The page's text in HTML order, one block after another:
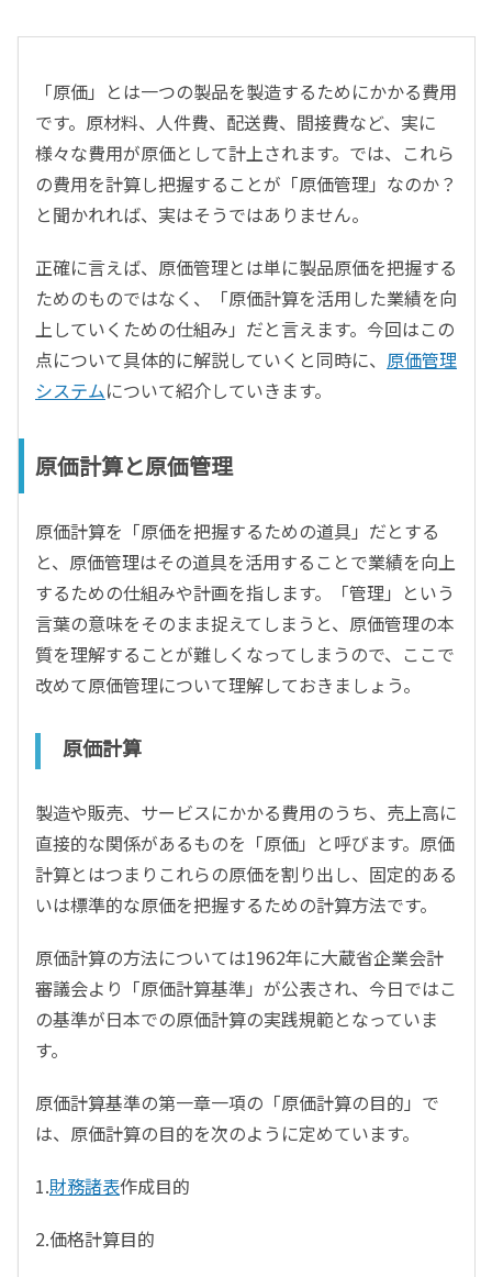
CRM／営業支援／Eコマース
DX（2025年の崖）／クラウドコンピューティング
データ分析／BI
ガバナンス／リスク管理
BPR／業務改善
「原価」とは一つの製品を製造するためにかかる費用
です。原材料、人件費、配送費、間接費など、実に
様々な費用が原価として計上されます。では、これら
の費用を計算し把握することが「原価管理」なのか？
と聞かれれば、実はそうではありません。
正確に言えば、原価管理とは単に製品原価を把握する
ためのものではなく、「原価計算を活用した業績を向
上していくための仕組み」だと言えます。今回はこの
点について具体的に解説していくと同時に、 原価管理
システムについて紹介していきます。
原価計算と原価管理
原価計算を「原価を把握するための道具」だとする
と、原価管理はその道具を活用することで業績を向上
するための仕組みや計画を指します。「管理」という
言葉の意味をそのまま捉えてしまうと、原価管理の本
質を理解することが難しくなってしまうので、ここで
改めて原価管理について理解しておきましょう。
原価計算
製造や販売、サービスにかかる費用のうち、売上高に
直接的な関係があるものを「原価」と呼びます。原価
計算とはつまりこれらの原価を割り出し、固定的ある
いは標準的な原価を把握するための計算方法です。
原価計算の方法については1962年に大蔵省企業会計
審議会より「原価計算基準」が公表され、今日ではこ
の基準が日本での原価計算の実践規範となっていま
す。
原価計算基準の第一章一項の「原価計算の目的」で
は、原価計算の目的を次のように定めています。
1.財務諸表作成目的
2.価格計算目的